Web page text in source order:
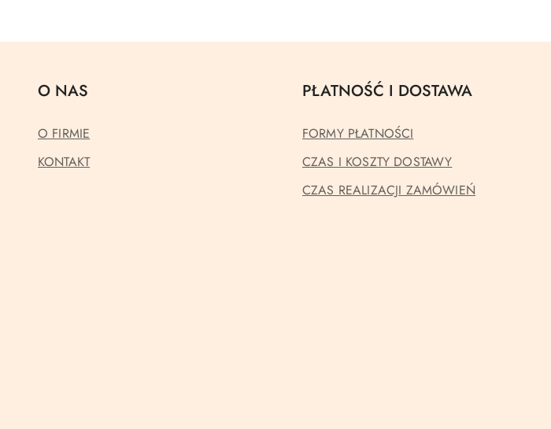
O NAS
O FIRMIE
KONTAKT
PŁATNOŚĆ I DOSTAWA
FORMY PŁATNOŚCI
CZAS I KOSZTY DOSTAWY
CZAS REALIZACJI ZAMÓWIEŃ